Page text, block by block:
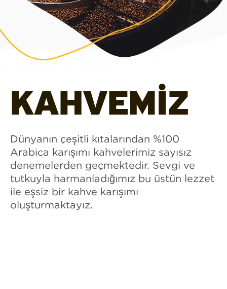
KAHVEMİZ
Dünyanın çeşitli kıtalarından %100
Arabica karışımı kahvelerimiz sayısız
denemelerden geçmektedir. Sevgi ve
tutkuyla harmanladığımız bu üstün lezzet
ile eşsiz bir kahve karışımı
oluşturmaktayız.